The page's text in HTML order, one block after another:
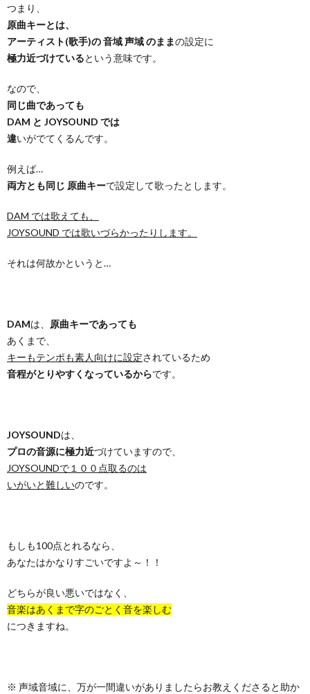
つまり、
原曲キーとは、
アーティスト(歌手)の 音域 声域 のままの設定に
極力近づけているという意味です。
なので、
同じ曲であっても
DAM と JOYSOUND では
違いがでてくるんです。
例えば…
両方とも同じ 原曲キーで設定して歌ったとします。
DAM では歌えても、
JOYSOUND では歌いづらかったりします。
それは何故かというと…
DAMは、 原曲キーであっても
あくまで、
キーもテンポも素人向けに設定されているため
音程がとりやすくなっているからです。
JOYSOUNDは、
プロの音源に極力近づけていますので、
JOYSOUNDで１００点取るのは
いがいと難しいのです。
もしも100点とれるなら、
あなたはかなりすごいですよ～！！
どちらが良い悪いではなく、
音楽はあくまで字のごとく音を楽しむ
につきますね。
※ 声域音域に、万が一間違いがありましたらお教えくださると助か